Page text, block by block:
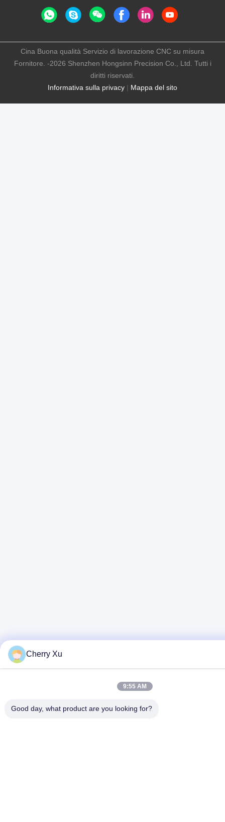
Informativa sulla privacy | Mappa del sito
Cina Buona qualità Servizio di lavorazione CNC su misura
Fornitore. -2026 Shenzhen Hongsinn Precision Co., Ltd. Tutti i
diritti riservati.
Cherry Xu
9:55 AM
Good day, what product are you looking for?